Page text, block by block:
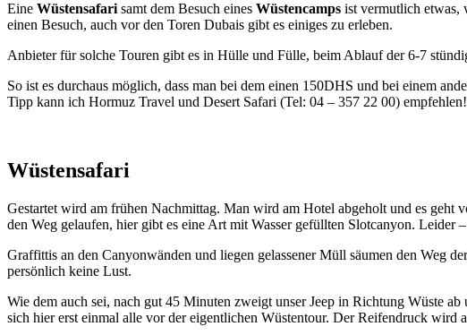
Eine Wüstensafari samt dem Besuch eines Wüstencamps ist vermutlich etwas,
einen Besuch, auch vor den Toren Dubais gibt es einiges zu erleben.
Anbieter für solche Touren gibt es in Hülle und Fülle, beim Ablauf der 6-7
So ist es durchaus möglich, dass man bei dem einen 150DHS und bei einem
Tipp kann ich Hormuz Travel und Desert Safari (Tel: 04 – 357 22 00)
Wüstensafari
Gestartet wird am frühen Nachmittag. Man wird am Hotel abgeholt und es
den Weg gelaufen, hier gibt es eine Art mit Wasser gefüllten Slotcanyon. Leider
Graffittis an den Canyonwänden und liegen gelassener Müll säumen den Weg
persönlich keine Lust.
Wie dem auch sei, nach gut 45 Minuten zweigt unser Jeep in Richtung Wüste
sich hier erst einmal alle vor der eigentlichen Wüstentour. Der Reifendruck wird